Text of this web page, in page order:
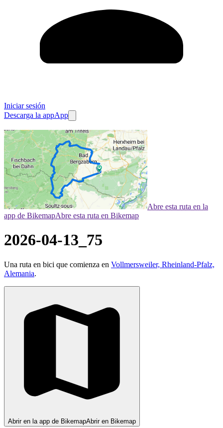
Iniciar sesión
Descarga la appApp
Abre esta ruta en la
app de BikemapAbre esta ruta en Bikemap
2026-04-13_75
Una ruta en bici que comienza en Vollmersweiler, Rheinland-Pfalz,
Alemania.
Abrir en la app de BikemapAbrir en Bikemap